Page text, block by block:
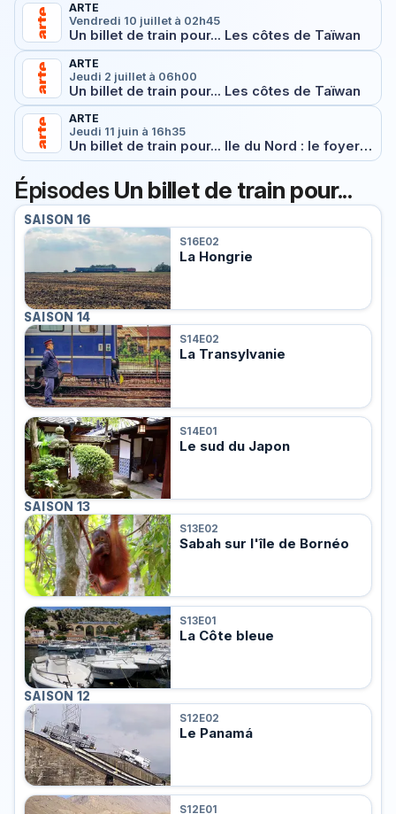
ARTE
Vendredi 10 juillet à 02h45
Un billet de train pour... Les côtes de Taïwan
ARTE
Jeudi 2 juillet à 06h00
Un billet de train pour... Les côtes de Taïwan
ARTE
Jeudi 11 juin à 16h35
Un billet de train pour... Ile du Nord : le foyer volcanique
ÉpisodesUn billet de train pour...
SAISON 16
S16E02
La Hongrie
SAISON 14
S14E02
La Transylvanie
S14E01
Le sud du Japon
SAISON 13
S13E02
Sabah sur l'île de Bornéo
S13E01
La Côte bleue
SAISON 12
S12E02
Le Panamá
S12E01